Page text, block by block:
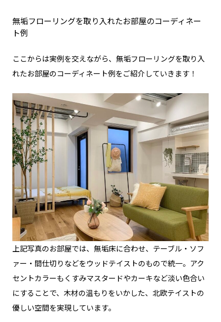
無垢フローリングを取り入れたお部屋のコーディネー
ト例
ここからは実例を交えながら、無垢フローリングを取り入
れたお部屋のコーディネート例をご紹介していきます！
上記写真のお部屋では、無垢床に合わせ、テーブル・ソフ
ァー・間仕切りなどをウッドテイストのもので統一。アク
セントカラーもくすみマスタードやカーキなど淡い色合い
にすることで、木材の温もりをいかした、北欧テイストの
優しい空間を実現しています。